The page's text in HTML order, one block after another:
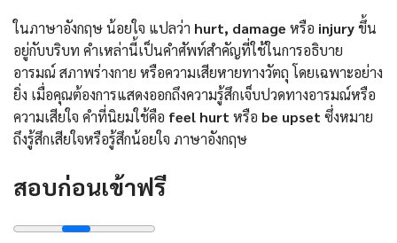
ในภาษาอังกฤษ น้อยใจ แปลว่า hurt, damage หรือ injuryขึ้น
อยู่กับบริบท คำเหล่านี้เป็นคำศัพท์สำคัญที่ใช้ในการอธิบาย
อารมณ์ สภาพร่างกาย หรือความเสียหายทางวัตถุ โดยเฉพาะอย่าง
ยิ่ง เมื่อคุณต้องการแสดงออกถึงความรู้สึกเจ็บปวดทางอารมณ์หรือ
ความเสียใจ คำที่นิยมใช้คือ feel hurt หรือ be upset ซึ่งหมาย
ถึงรู้สึกเสียใจหรือรู้สึกน้อยใจ ภาษาอังกฤษ
สอบก่อนเข้าฟรี